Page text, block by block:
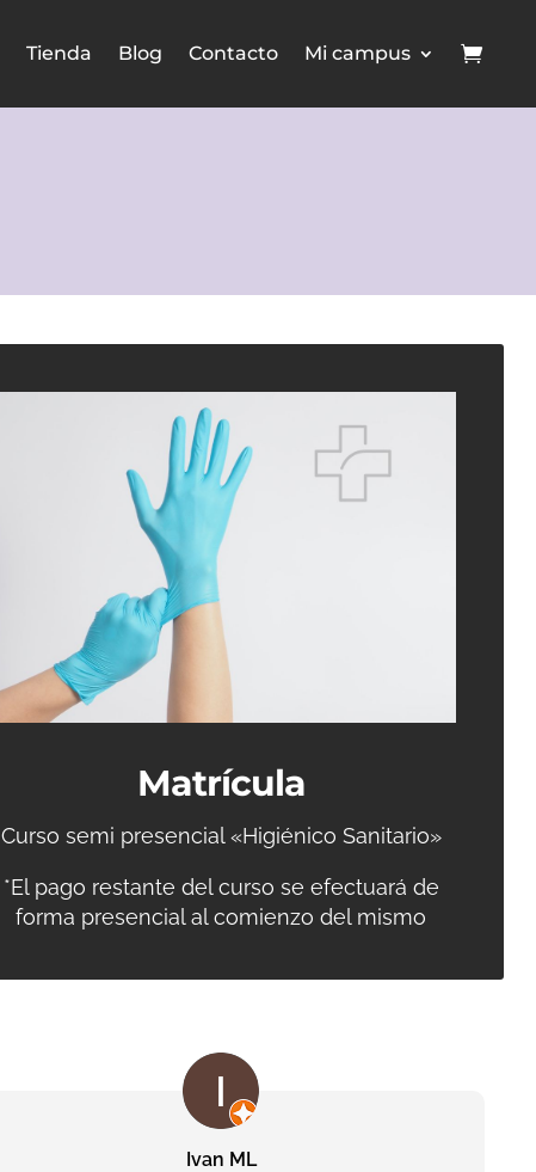
Tienda Blog Contacto Mi campus
Matrícula
Curso semi presencial «Higiénico Sanitario»
*El pago restante del curso se efectuará de
forma presencial al comienzo del mismo
Ivan ML